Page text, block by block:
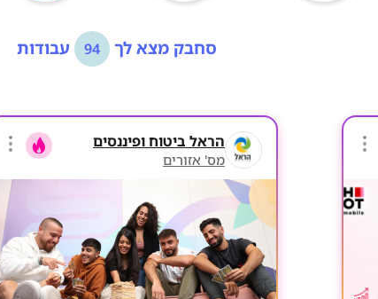
סחבק מצא לך 94 עבודות
הראל ביטוח ופיננסים
מס' אזורים